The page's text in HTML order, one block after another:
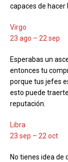
capaces de hacer
Virgo
23 ago – 22 sep
Esperabas un
entonces tu
porque tus jefes
esto puede
reputación.
Libra
23 sep – 22 oct
No tienes idea de